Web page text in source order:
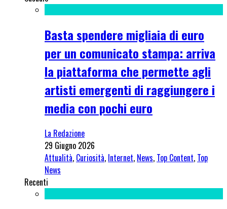
Basta spendere migliaia di euro
per un comunicato stampa: arriva
la piattaforma che permette agli
artisti emergenti di raggiungere i
media con pochi euro
La Redazione
29 Giugno 2026
Attualità, Curiosità, Internet, News, Top Content, Top
News
Recenti